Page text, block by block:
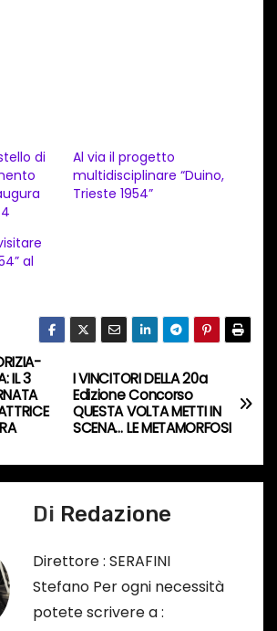
di
Al via il progetto
multidisciplinare “Duino,
Trieste 1954”
al
I VINCITORI DELLA 20a
Edizione Concorso
QUESTA VOLTA METTI IN
SCENA… LE METAMORFOSI
IL 3
Di Redazione
Direttore : SERAFINI
Stefano Per ogni necessità
potete scrivere a :